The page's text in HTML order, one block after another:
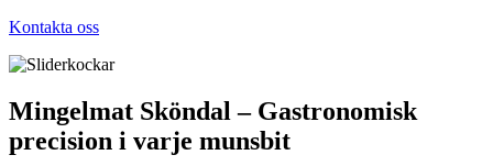
Kontakta oss
Mingelmat Sköndal – Gastronomisk
precision i varje munsbit